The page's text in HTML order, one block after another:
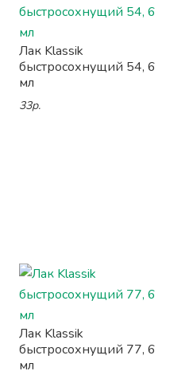
Лак Klassik
быстросохнущий 54, 6
мл
33р.
Лак Klassik
быстросохнущий 77, 6
мл